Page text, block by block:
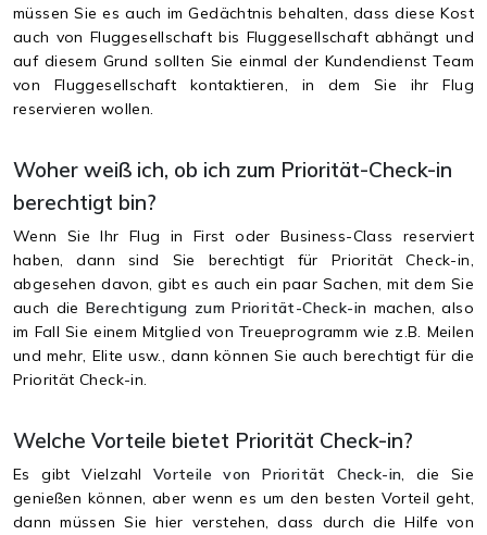
müssen Sie es auch im Gedächtnis behalten, dass diese Kost
auch von Fluggesellschaft bis Fluggesellschaft abhängt und
auf diesem Grund sollten Sie einmal der Kundendienst Team
von Fluggesellschaft kontaktieren, in dem Sie ihr Flug
reservieren wollen.
Woher weiß ich, ob ich zum Priorität-Check-in
berechtigt bin?
Wenn Sie Ihr Flug in First oder Business-Class reserviert
haben, dann sind Sie berechtigt für Priorität Check-in,
abgesehen davon, gibt es auch ein paar Sachen, mit dem Sie
auch die Berechtigung zum Priorität-Check-in machen, also
im Fall Sie einem Mitglied von Treueprogramm wie z.B. Meilen
und mehr, Elite usw., dann können Sie auch berechtigt für die
Priorität Check-in.
Welche Vorteile bietet Priorität Check-in?
Es gibt Vielzahl Vorteile von Priorität Check-in, die Sie
genießen können, aber wenn es um den besten Vorteil geht,
dann müssen Sie hier verstehen, dass durch die Hilfe von